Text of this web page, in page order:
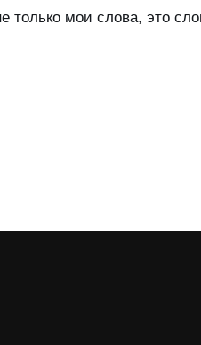
только мои слова, это